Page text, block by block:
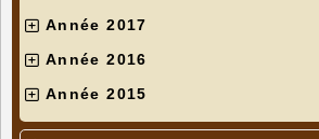
Année 2017
Année 2016
Année 2015